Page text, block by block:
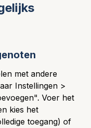
met andere
Instellingen >
Voer het
kies het
toegang) of